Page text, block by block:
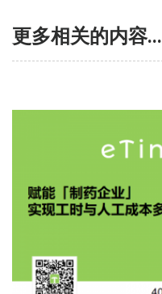
更多相关的内容...